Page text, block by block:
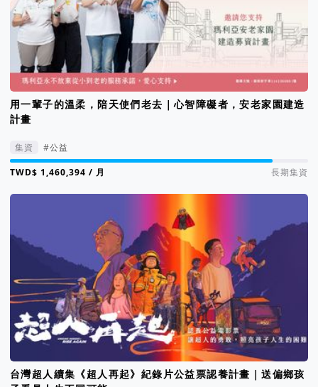
用一輩子的溫柔，陪天使們老去｜心智障礙者，安老家園建造
計畫
集資 #公益
集資進度 88%
/ 月 長期集資
台灣超人續集《超人再起》紀錄片公益票認養計畫｜送偏鄉孩